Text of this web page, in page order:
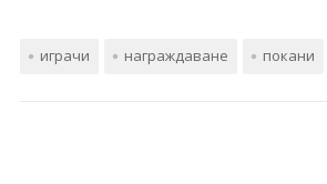
играчи награждаване покани